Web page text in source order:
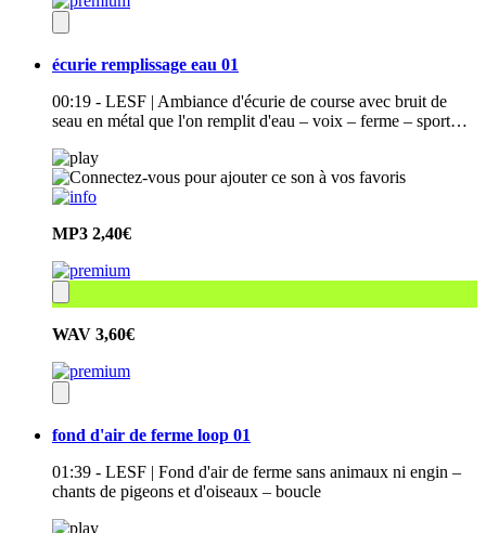
écurie remplissage eau 01
00:19 - LESF | Ambiance d'écurie de course avec bruit de
seau en métal que l'on remplit d'eau – voix – ferme – sport…
MP3 2,40€
WAV 3,60€
fond d'air de ferme loop 01
01:39 - LESF | Fond d'air de ferme sans animaux ni engin –
chants de pigeons et d'oiseaux – boucle